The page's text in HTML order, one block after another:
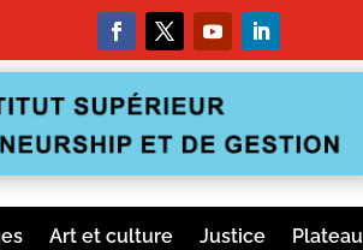
Art et culture Justice Plateau